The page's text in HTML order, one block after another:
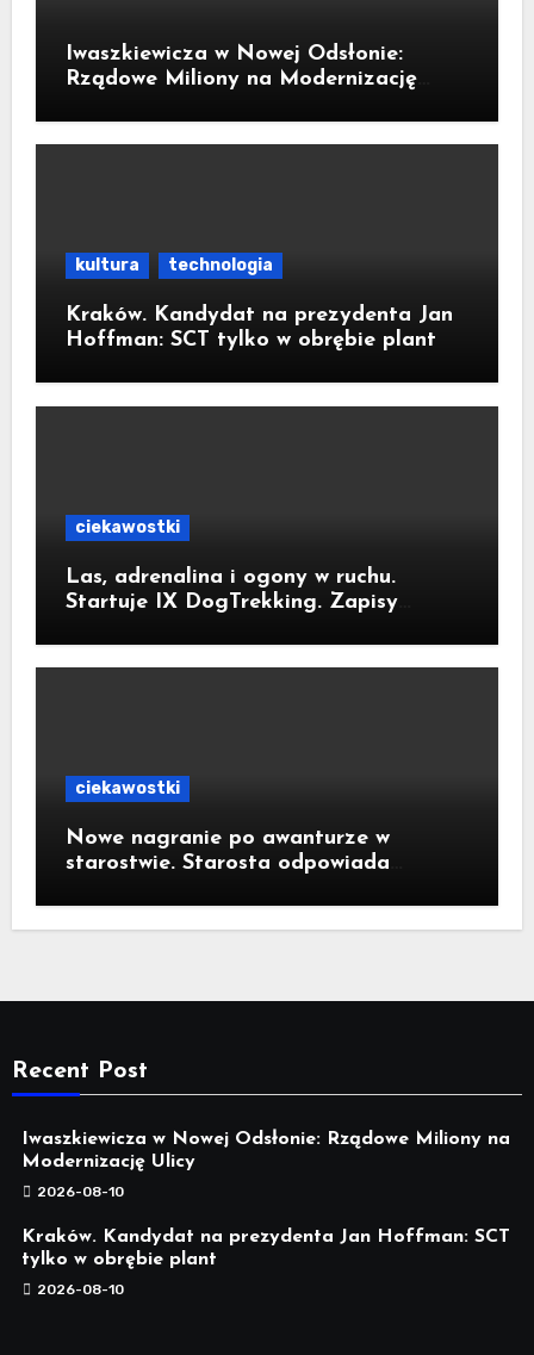
Iwaszkiewicza w Nowej Odsłonie:
Rządowe Miliony na Modernizację
kultura technologia
Kraków. Kandydat na prezydenta Jan
Hoffman: SCT tylko w obrębie plant
ciekawostki
Las, adrenalina i ogony w ruchu.
Startuje IX DogTrekking. Zapisy
ciekawostki
Nowe nagranie po awanturze w
starostwie. Starosta odpowiada
wyjaśni swój udział w wielu aferach"
Recent Post
Iwaszkiewicza w Nowej Odsłonie: Rządowe Miliony na
Modernizację Ulicy
2026-08-10
Kraków. Kandydat na prezydenta Jan Hoffman: SCT
tylko w obrębie plant
2026-08-10